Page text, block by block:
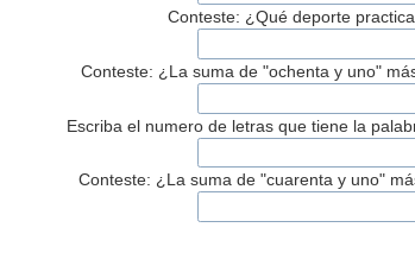
Conteste: ¿Qué deporte
Conteste: ¿La suma de "ochenta y uno"
Escriba el numero de letras que tiene la
Conteste: ¿La suma de "cuarenta y uno"